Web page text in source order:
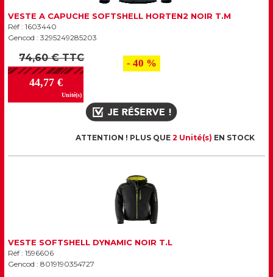
VESTE A CAPUCHE SOFTSHELL HORTEN2 NOIR T.M
Réf : 1603440
Gencod : 3295249285203
74,60 € TTC
44,77 €
Unité(s)
- 40 %
ATTENTION ! PLUS QUE 2 Unité(s) EN STOCK
VESTE SOFTSHELL DYNAMIC NOIR T.L
Réf : 1596606
Gencod : 8019190354727